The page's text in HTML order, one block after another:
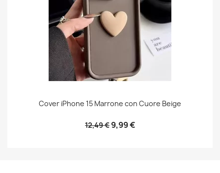
Cover iPhone 15 Marrone con Cuore Beige
12,49 € 9,99 €